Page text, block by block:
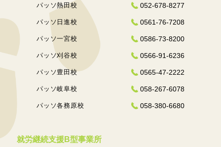
パッソ熱田校 052-678-8277
パッソ日進校 0561-76-7208
パッソ一宮校 0586-73-8200
パッソ刈谷校 0566-91-6236
パッソ豊田校 0565-47-2222
パッソ岐阜校 058-267-6078
パッソ各務原校 058-380-6680
就労継続支援B型事業所